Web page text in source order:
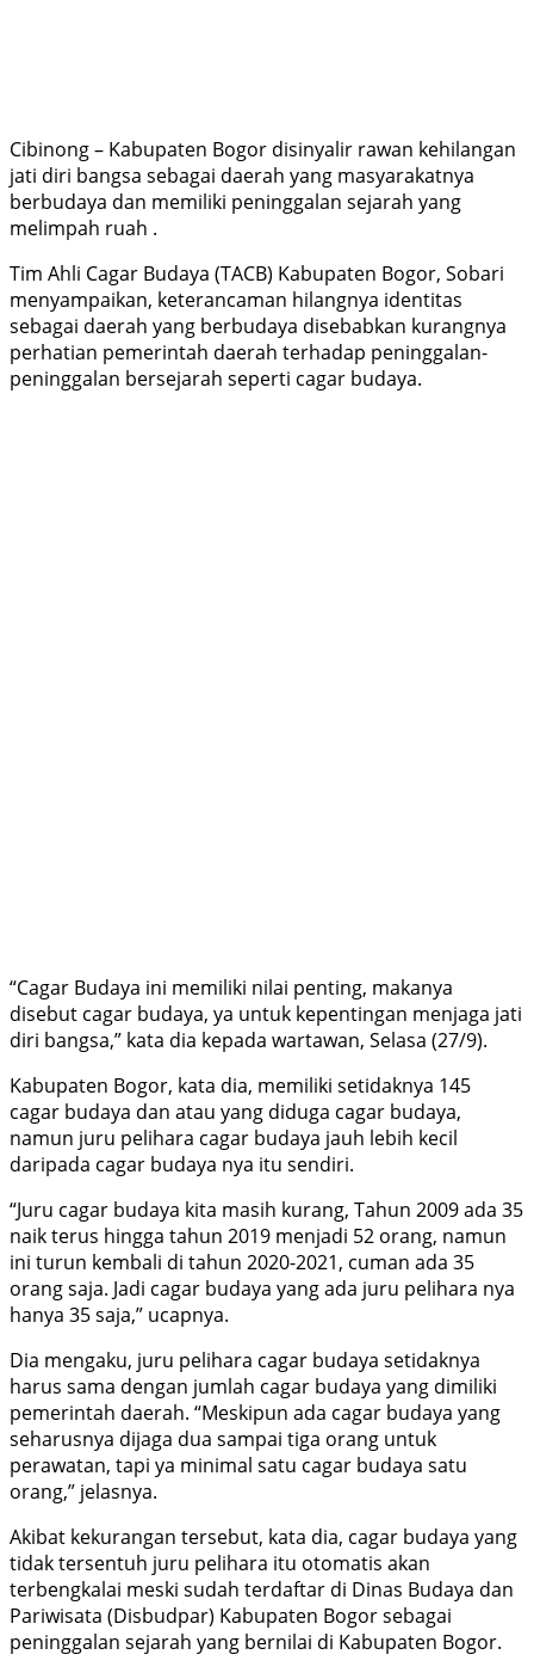
Cibinong – Kabupaten Bogor disinyalir rawan kehilangan
jati diri bangsa sebagai daerah yang masyarakatnya
berbudaya dan memiliki peninggalan sejarah yang
melimpah ruah .
Tim Ahli Cagar Budaya (TACB) Kabupaten Bogor, Sobari
menyampaikan, keterancaman hilangnya identitas
sebagai daerah yang berbudaya disebabkan kurangnya
perhatian pemerintah daerah terhadap peninggalan-
peninggalan bersejarah seperti cagar budaya.
“Cagar Budaya ini memiliki nilai penting, makanya
disebut cagar budaya, ya untuk kepentingan menjaga jati
diri bangsa,” kata dia kepada wartawan, Selasa (27/9).
Kabupaten Bogor, kata dia, memiliki setidaknya 145
cagar budaya dan atau yang diduga cagar budaya,
namun juru pelihara cagar budaya jauh lebih kecil
daripada cagar budaya nya itu sendiri.
“Juru cagar budaya kita masih kurang, Tahun 2009 ada 35
naik terus hingga tahun 2019 menjadi 52 orang, namun
ini turun kembali di tahun 2020-2021, cuman ada 35
orang saja. Jadi cagar budaya yang ada juru pelihara nya
hanya 35 saja,” ucapnya.
Dia mengaku, juru pelihara cagar budaya setidaknya
harus sama dengan jumlah cagar budaya yang dimiliki
pemerintah daerah. “Meskipun ada cagar budaya yang
seharusnya dijaga dua sampai tiga orang untuk
perawatan, tapi ya minimal satu cagar budaya satu
orang,” jelasnya.
Akibat kekurangan tersebut, kata dia, cagar budaya yang
tidak tersentuh juru pelihara itu otomatis akan
terbengkalai meski sudah terdaftar di Dinas Budaya dan
Pariwisata (Disbudpar) Kabupaten Bogor sebagai
peninggalan sejarah yang bernilai di Kabupaten Bogor.